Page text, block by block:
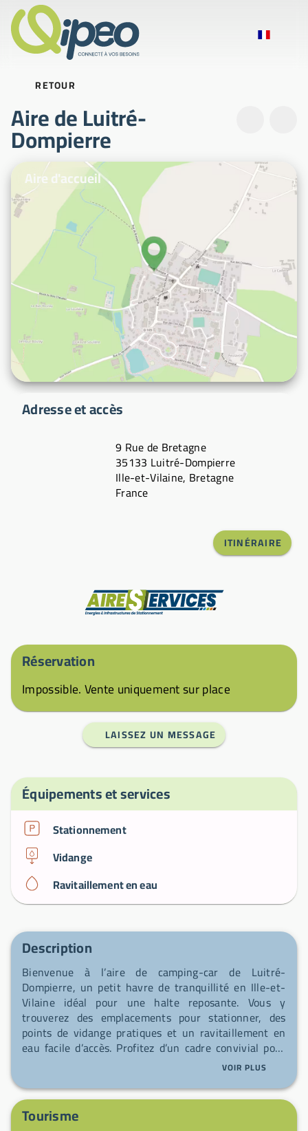
RETOUR
Aire de Luitré-
Dompierre
Photos d'illustration
Aire d'accueil
Adresse et accès
9 Rue de Bretagne
35133 Luitré-Dompierre
Ille-et-Vilaine, Bretagne
France
ITINÉRAIRE
Réservation
Impossible. Vente uniquement sur place
LAISSEZ UN MESSAGE
Équipements et services
Stationnement
Vidange
Ravitaillement en eau
Description
Bienvenue à l’aire de camping-car de Luitré-
Dompierre, un petit havre de tranquillité en Ille-et-
Vilaine idéal pour une halte reposante. Vous y
trouverez des emplacements pour stationner, des
points de vidange pratiques et un ravitaillement en
eau facile d’accès. Profitez d’un cadre convivial pour
repartir rechargé, à deux pas du bourg et des
VOIR PLUS
Tourisme